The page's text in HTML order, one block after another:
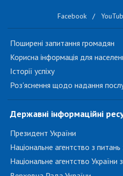
Facebook /
Поширені запитання громадян
Корисна інформація для
Історії успіху
Роз'яснення щодо надання
Державні інформаційні
Президент України
Національне агентство з питань
Національне агентство